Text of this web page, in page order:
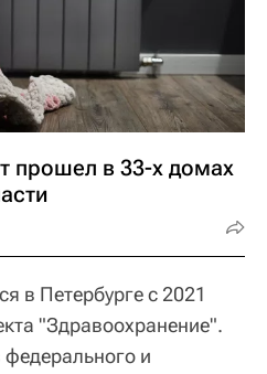
прошел в 33-х домах
в Петербурге с 2021
"Здравоохранение".
и